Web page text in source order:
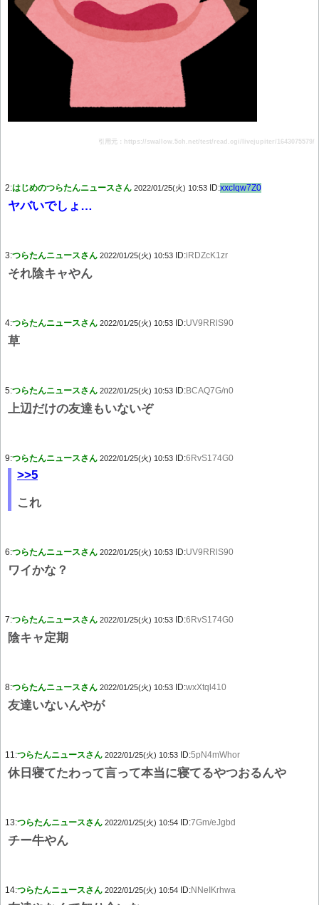
引用元：https://swallow.5ch.net/test/read.cgi/livejupiter/1643075579/
2:はじめのつらたんニュースさん 2022/01/25(火) 10:53 ID:xxcIqw7Z0
ヤバいでしょ…
3:つらたんニュースさん 2022/01/25(火) 10:53 ID:iRDZcK1zr
それ陰キャやん
4:つらたんニュースさん 2022/01/25(火) 10:53 ID:UV9RRlS90
草
5:つらたんニュースさん 2022/01/25(火) 10:53 ID:BCAQ7G/n0
上辺だけの友達もいないぞ
9:つらたんニュースさん 2022/01/25(火) 10:53 ID:6RvS174G0
>>5
これ
6:つらたんニュースさん 2022/01/25(火) 10:53 ID:UV9RRlS90
ワイかな？
7:つらたんニュースさん 2022/01/25(火) 10:53 ID:6RvS174G0
陰キャ定期
8:つらたんニュースさん 2022/01/25(火) 10:53 ID:wxXtql410
友達いないんやが
11:つらたんニュースさん 2022/01/25(火) 10:53 ID:5pN4mWhor
休日寝てたわって言って本当に寝てるやつおるんや
13:つらたんニュースさん 2022/01/25(火) 10:54 ID:7Gm/eJgbd
チー牛やん
14:つらたんニュースさん 2022/01/25(火) 10:54 ID:NNeIKrhwa